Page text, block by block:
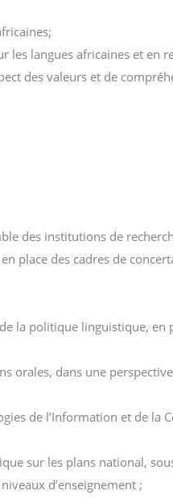
langues africaines et en
des valeurs et de
des institutions de
place des cadres de
la politique linguistique,
orales, dans une
de l’Information et de la
sur les plans national,
d’enseignement ;